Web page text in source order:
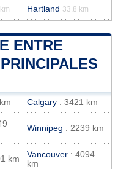
Hartland 33.8 km
ENTRE
Calgary : 3421 km
Winnipeg : 2239 km
km Vancouver : 4094
km